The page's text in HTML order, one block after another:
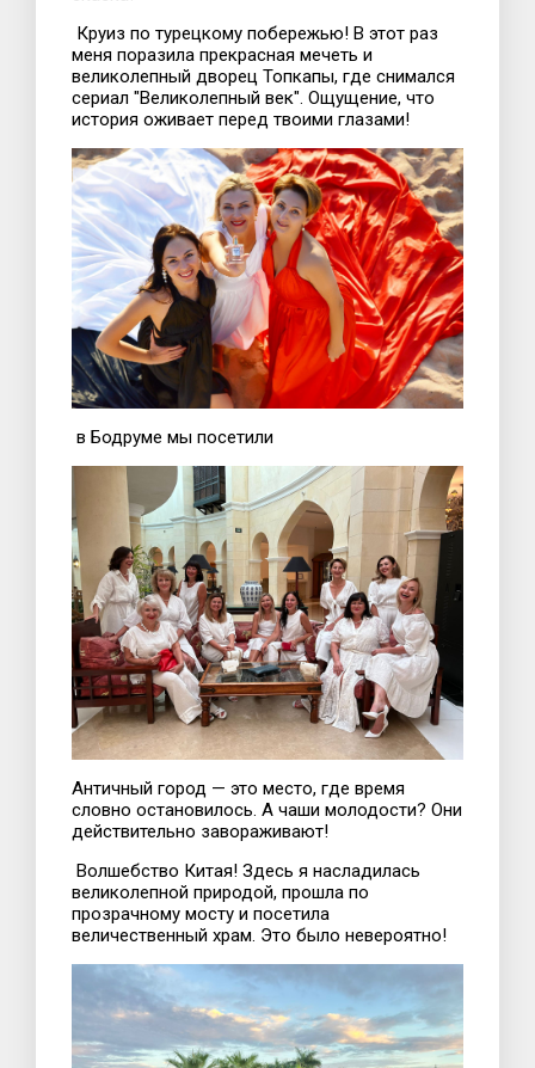
Круиз по турецкому побережью! В этот раз
меня поразила прекрасная мечеть и
великолепный дворец Топкапы, где снимался
сериал "Великолепный век". Ощущение, что
история оживает перед твоими глазами!
в Бодруме мы посетили
Античный город — это место, где время
словно остановилось. А чаши молодости? Они
действительно завораживают!
Волшебство Китая! Здесь я насладилась
великолепной природой, прошла по
прозрачному мосту и посетила
величественный храм. Это было невероятно!